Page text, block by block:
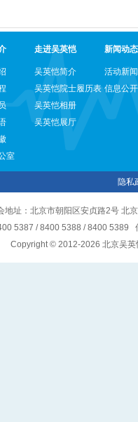
走进吴英恺 新闻动态
室
吴英恺简介
吴英恺院士履历表
吴英恺相册
吴英恺展厅
活动新闻
信息公开
隐私
地址：北京市朝阳区安贞路2号 北
5387 / 8400 5388 / 8400
Copyright © 2012-2026 北京吴